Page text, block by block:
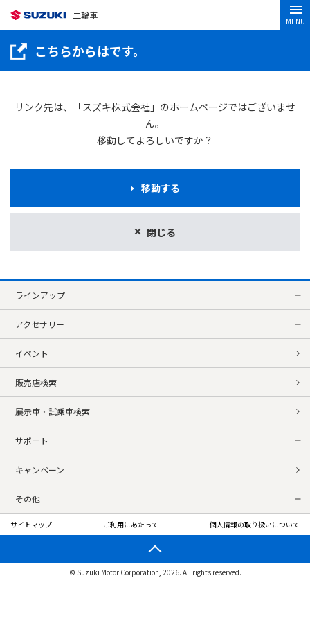
二輪車
MENU
こちらからはです。
リンク先は、「スズキ株式会社」のホームページではございませ
ん。
移動してよろしいですか？
閉じる
移動する
ラインアップ
アクセサリー
イベント
販売店検索
展示車・試乗車検索
サポート
キャンペーン
その他
サイトマップ ご利用にあたって 個人情報の取り扱いについて
© Suzuki Motor Corporation, 2026. All rights reserved.